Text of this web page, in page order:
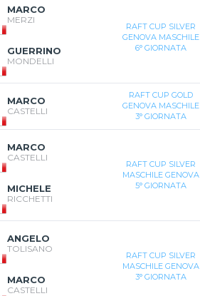
MARCO
MERZI
GUERRINO
MONDELLI
RAFT CUP SILVER
GENOVA MASCHILE
6° GIORNATA
MARCO
CASTELLI
RAFT CUP GOLD
GENOVA MASCHILE
3° GIORNATA
MARCO
CASTELLI
MICHELE
RICCHETTI
RAFT CUP SILVER
MASCHILE GENOVA
5° GIORNATA
ANGELO
TOLISANO
MARCO
CASTELLI
RAFT CUP SILVER
MASCHILE GENOVA
3° GIORNATA